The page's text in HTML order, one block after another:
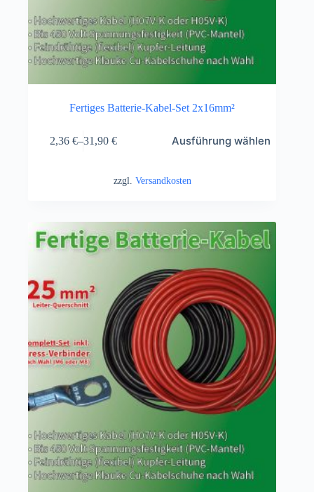
Fertiges Batterie-Kabel-Set 2x16mm²
2,36 €–31,90 € Ausführung wählen
zzgl. Versandkosten